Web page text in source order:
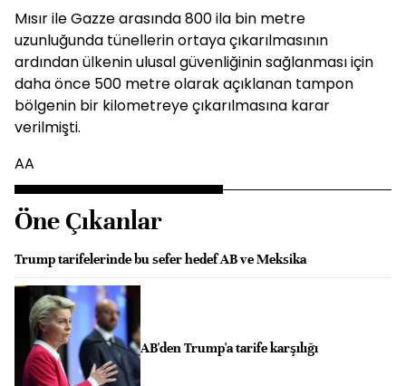
Mısır ile Gazze arasında 800 ila bin metre
uzunluğunda tünellerin ortaya çıkarılmasının
ardından ülkenin ulusal güvenliğinin sağlanması için
daha önce 500 metre olarak açıklanan tampon
bölgenin bir kilometreye çıkarılmasına karar
verilmişti.
AA
Öne Çıkanlar
Trump tarifelerinde bu sefer hedef AB ve Meksika
AB'den Trump'a tarife karşılığı